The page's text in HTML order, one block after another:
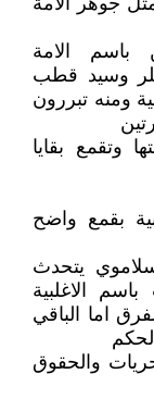
باسم الامة
وسيد قطب
ومنه تبررون
وتقمع بقايا
بقمع واضح
يتحدث
الاغلبية
اما الباقي
والحقوق